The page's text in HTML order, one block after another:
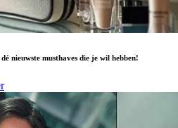
nieuwste musthaves die je wil hebben!